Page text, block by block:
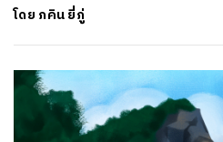
โดย ภคิน ยี่ภู่
ค้นหา
SHARE TWEET